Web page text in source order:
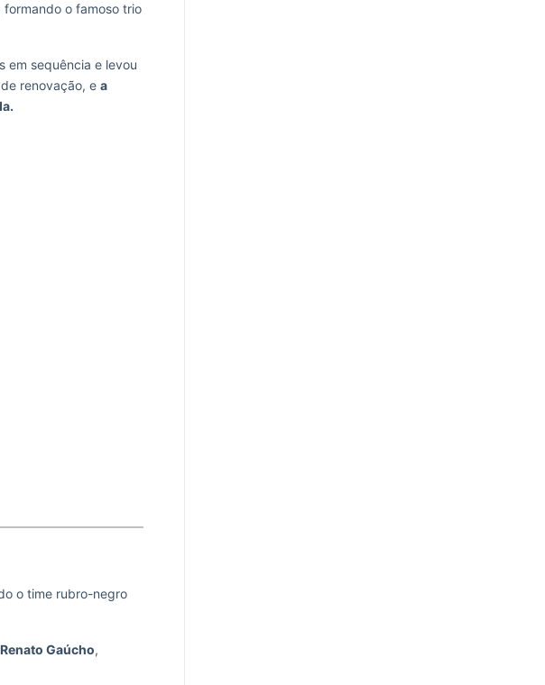
formando o famoso trio
em sequência e levou
renovação, e a
o time rubro-negro
Renato Gaúcho,